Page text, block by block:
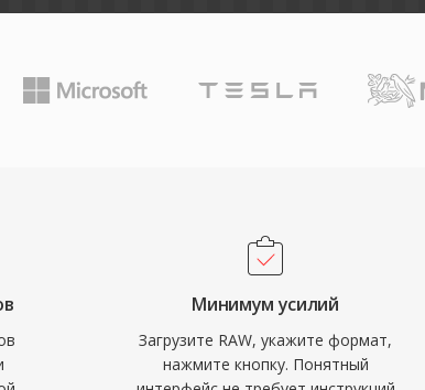
Минимум усилий
Загрузите RAW, укажите формат,
нажмите кнопку. Понятный